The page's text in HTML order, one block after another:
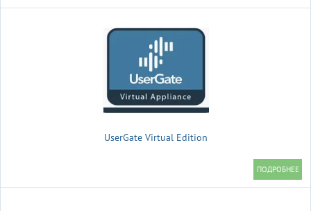
UserGate Virtual Edition